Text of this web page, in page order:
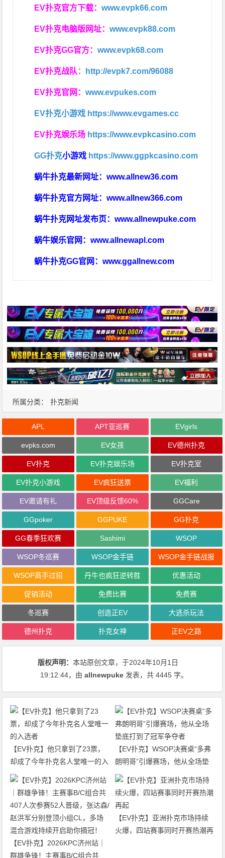
EV扑克官方下载：www.evpk66.com
EV扑克电脑版网址：www.evpk88.com
EV扑克GG官方：www.evpk68.com
EV扑克战队 ： http://evpk7.com/96088
EV扑克官网：www.evpukes.com
EV扑克小游戏 https://www.evgames.cc
EV扑克娱乐场 https://www.evpkcasino.com
GG扑克小游戏 https://www.ggpkcasino.com
蜗牛扑克最新网址：www.allnew36.com
蜗牛扑克官方网址：www.allnew366.com
蜗牛扑克网址发布页：www.allnewpuke.com
蜗牛娱乐官网：www.allnewapl.com
蜗牛扑克GG官网：www.ggallnew.com
所属分类： 扑克新闻
APL APT亚巡赛 EVgirls
evpks.com EV女孩 EV德州扑克
EV扑克 EV扑克娱乐场 EV扑克室
EV扑克小游戏 EV疯狂送票 EV福利
EV邀请有礼 EV顶级反馈60% GGCare
GGpoker GGPUKE GG扑克
GG春季狂欢赛 Sashimi WSOP
WSOP冬巡赛 WSOP金手链 WSOP金手链战报
WSOP高手过招 丹牛也疯狂逆转胜 优惠活动
促销活动 免费比赛 免费赛
冬巡赛 创造正EV 大逃杀玩法
德州扑克 扑克女神 正EV之路
版权声明：本站原创文章，于2024年10月1日
19:12:44，由allnewpuke 发表，共 4445 字。
【EV扑克】他只拿到了23票，
却成了今年扑克名人堂唯一的入
选者
【EV扑克】WSOP决赛桌“多弗
朗明哥”引爆赛场，他从全场垫
底打到了冠军争夺者
【EV扑克】2026KPC济州站｜
群雄争锋！主赛事B/C组合共
【EV扑克】亚洲扑克市场持续
火爆，四站赛事同时开赛热潮再